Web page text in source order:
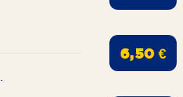
6,50 €